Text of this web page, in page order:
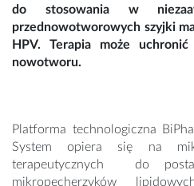
do stosowania w
przednowotworowych szyjki
HPV. Terapia może
nowotworu.
Platforma technologiczna
System opiera się na
terapeutycznych do
mikropęcherzyków